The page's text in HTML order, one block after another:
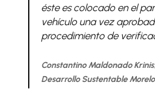
éste es colocado en el
vehículo una vez
procedimiento de
Constantino Maldonado Krinis,
Desarrollo Sustentable